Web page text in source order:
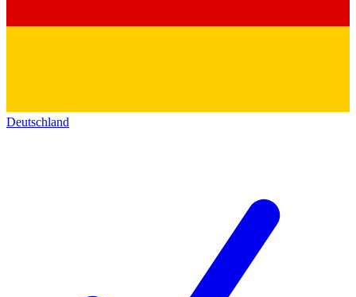
Deutschland